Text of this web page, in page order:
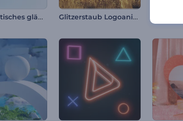
Minimalistisches glänzendes Logo Reveal Glitzerstaub Logoanimation